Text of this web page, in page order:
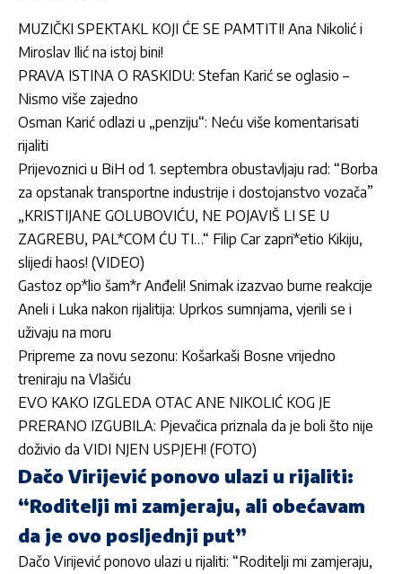
MUZIČKI SPEKTAKL KOJI ĆE SE PAMTITI! Ana Nikolić i
Miroslav Ilić na istoj bini!
PRAVA ISTINA O RASKIDU: Stefan Karić se oglasio –
Nismo više zajedno
Osman Karić odlazi u „penziju“: Neću više komentarisati
rijaliti
Prijevoznici u BiH od 1. septembra obustavljaju rad: “Borba
za opstanak transportne industrije i dostojanstvo vozača”
„KRISTIJANE GOLUBOVIĆU, NE POJAVIŠ LI SE U
ZAGREBU, PAL*COM ĆU TI…“ Filip Car zapri*etio Kikiju,
slijedi haos! (VIDEO)
Gastoz op*lio šam*r Anđeli! Snimak izazvao burne reakcije
Aneli i Luka nakon rijalitija: Uprkos sumnjama, vjerili se i
uživaju na moru
Pripreme za novu sezonu: Košarkaši Bosne vrijedno
treniraju na Vlašiću
EVO KAKO IZGLEDA OTAC ANE NIKOLIĆ KOG JE
PRERANO IZGUBILA: Pjevačica priznala da je boli što nije
doživio da VIDI NJEN USPJEH! (FOTO)
Dačo Virijević ponovo ulazi u rijaliti:
“Roditelji mi zamjeraju, ali obećavam
da je ovo posljednji put”
Dačo Virijević ponovo ulazi u rijaliti: “Roditelji mi zamjeraju,